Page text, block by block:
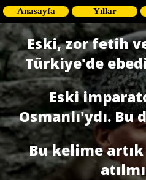
Anasayfa Yıllar
Eski, zor fetih
Türkiye'de
Eski
Osmanlı'ydı. Bu
Bu kelime